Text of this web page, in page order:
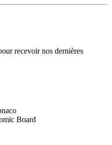
recevoir nos dernières